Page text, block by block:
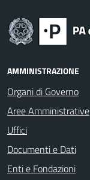
AMMINISTRAZIONE
Organi di Governo
Aree Amministrative
Uffici
Documenti e Dati
Enti e Fondazioni